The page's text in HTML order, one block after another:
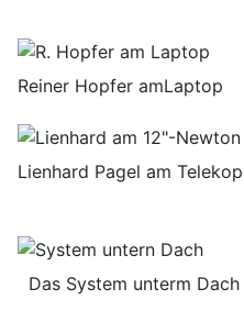
Reiner Hopfer amLaptop
Lienhard Pagel am Telekop
Das System unterm